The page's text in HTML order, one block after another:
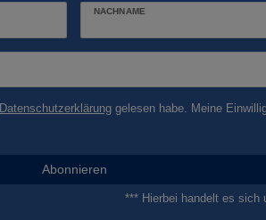
NACHNAME
Daten­schutz­erklärunggelesen habe. Meine
Abonnieren
*** Hierbei handelt es sich